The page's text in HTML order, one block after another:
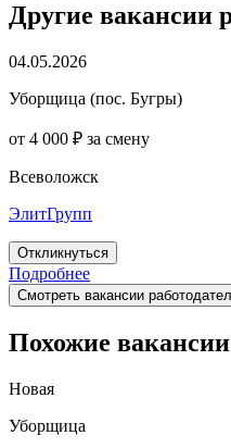
Другие вакансии
04.05.2026
Уборщица (пос. Бугры)
от 4 000 ₽ за смену
Всеволожск
ЭлитГрупп
Откликнуться
Подробнее
Смотреть вакансии
Похожие вакансии
Новая
Уборщица